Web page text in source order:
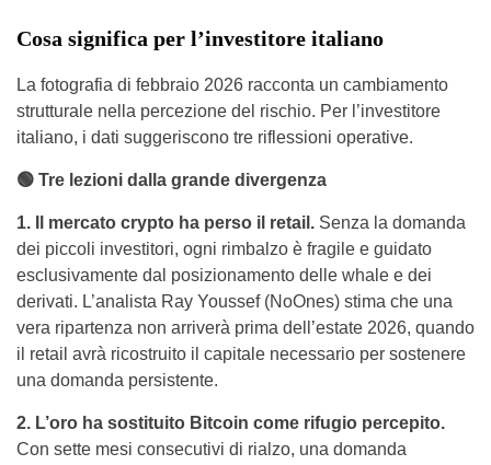
Cosa significa per l’investitore italiano
La fotografia di febbraio 2026 racconta un cambiamento
strutturale nella percezione del rischio. Per l’investitore
italiano, i dati suggeriscono tre riflessioni operative.
🟢 Tre lezioni dalla grande divergenza
1. Il mercato crypto ha perso il retail. Senza la domanda
dei piccoli investitori, ogni rimbalzo è fragile e guidato
esclusivamente dal posizionamento delle whale e dei
derivati. L’analista Ray Youssef (NoOnes) stima che una
vera ripartenza non arriverà prima dell’estate 2026, quando
il retail avrà ricostruito il capitale necessario per sostenere
una domanda persistente.
2. L’oro ha sostituito Bitcoin come rifugio percepito.
Con sette mesi consecutivi di rialzo, una domanda